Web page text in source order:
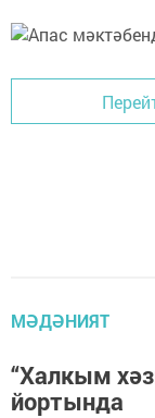
МӘДӘНИЯТ
“Халкым
йортында